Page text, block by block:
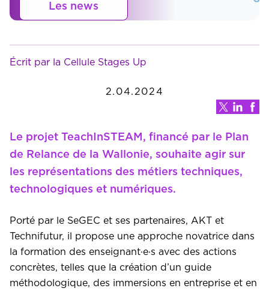
Les news
Écrit par la Cellule Stages Up
2.04.2024
Le projet TeachInSTEAM, financé par le Plan
de Relance de la Wallonie, souhaite agir sur
les représentations des métiers techniques,
technologiques et numériques.
Porté par le SeGEC et ses partenaires, AKT et
Technifutur, il propose une approche novatrice dans
la formation des enseignant·e·s avec des actions
concrètes, telles que la création d’un guide
méthodologique, des immersions en entreprise et en